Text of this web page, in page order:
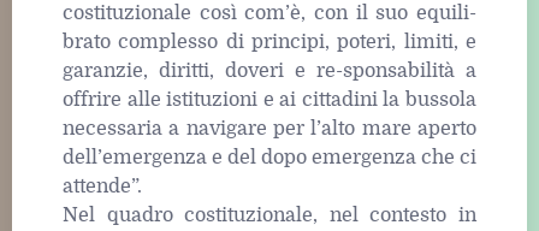
costituzionale così com’è, con il suo equili-
brato complesso di principi, poteri, limiti, e
garanzie, diritti, doveri e re-sponsabilità a
offrire alle istituzioni e ai cittadini la bussola
necessaria a navigare per l’alto mare aperto
dell’emergenza e del dopo emergenza che ci
attende”.
Nel quadro costituzionale, nel contesto in